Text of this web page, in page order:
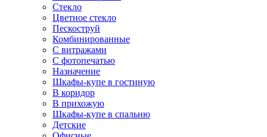
Стекло
Цветное стекло
Пескоструй
Комбинированные
С витражами
С фотопечатью
Назначение
Шкафы-купе в гостиную
В коридор
В прихожую
Шкафы-купе в спальню
Детские